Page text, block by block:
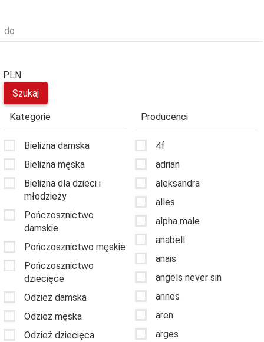
do
PLN
Kategorie
Bielizna damska
Bielizna męska
Bielizna dla dzieci i
młodzieży
Pończosznictwo
damskie
Pończosznictwo męskie
Pończosznictwo
dziecięce
Odzież damska
Odzież męska
Odzież dziecięca
Producenci
4f
adrian
aleksandra
alles
alpha male
anabell
anais
angels never sin
annes
aren
arges